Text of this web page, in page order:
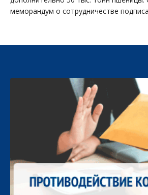
меморандум о сотрудничестве